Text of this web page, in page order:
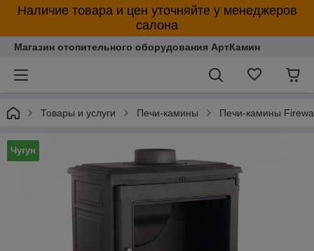
Наличие товара и цен уточняйте у менеджеров
салона
Магазин отопительного оборудования АртКамин
Товары и услуги Печи-камины Печи-камины
Чугун